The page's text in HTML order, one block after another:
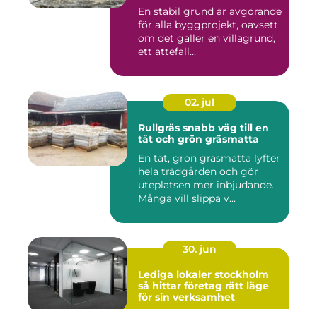
En stabil grund är avgörande
för alla byggprojekt, oavsett
om det gäller en villagrund,
ett attefall...
02. jul
Rullgräs snabb väg till en
tät och grön gräsmatta
En tät, grön gräsmatta lyfter
hela trädgården och gör
uteplatsen mer inbjudande.
Många vill slippa v...
30. jun
Lediga lokaler stockholm
så hittar företag rätt läge
för sin verksamhet